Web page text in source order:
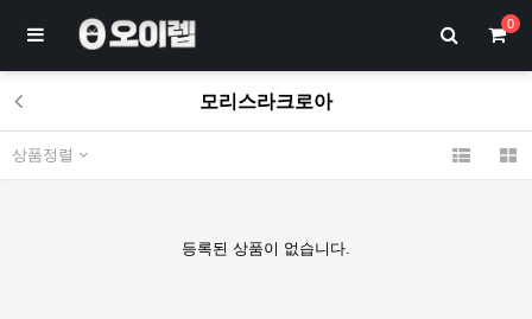
0
모리스라크로아
상품정렬
등록된 상품이 없습니다.